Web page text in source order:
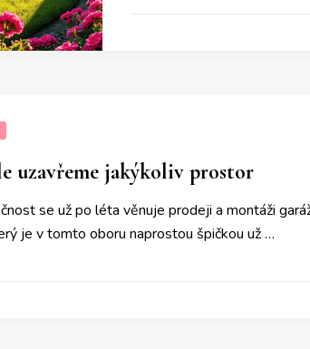
uzavřeme jakýkoliv prostor
se už po léta věnuje prodeji a montáži
je v tomto oboru naprostou špičkou už …